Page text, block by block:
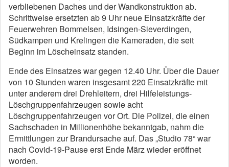
verbliebenen Daches und der Wandkonstruktion ab.
Schrittweise ersetzten ab 9 Uhr neue Einsatzkräfte der
Feuerwehren Bommelsen, Idsingen-Sieverdingen,
Südkampen und Krelingen die Kameraden, die seit
Beginn im Löscheinsatz standen.
Ende des Einsatzes war gegen 12.40 Uhr. Über die Dauer
von 10 Stunden waren insgesamt 220 Einsatzkräfte mit
unter anderem drei Drehleitern, drei Hilfeleistungs-
Löschgruppenfahrzeugen sowie acht
Löschgruppenfahrzeugen vor Ort. Die Polizei, die einen
Sachschaden in Millionenhöhe bekanntgab, nahm die
Ermittlungen zur Brandursache auf. Das „Studio 78“ war
nach Covid-19-Pause erst Ende März wieder eröffnet
worden.